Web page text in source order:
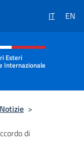
IT EN
e menù
Esteri
Internazionale
>
di